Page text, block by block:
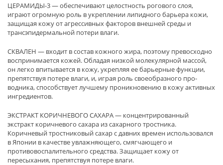
ЦЕРАМИДЫ-3 — обеспечивают целостность рогового слоя,
играют огромную роль в укреплении липидного барьера кожи,
защищая кожу от агрессивных факторов внешней среды и
трансэпидермальной потери влаги.
СКВАЛЕН — входит в состав кожного жира, поэтому превосходно
воспринимается кожей. Обладая низкой молекулярной массой,
он легко впитывается в кожу, укрепляя ее барьерные функции,
препятствуя потере влаги, и, играя роль своеобразного про-
водника, способствует лучшему проникновению в кожу активных
ингредиентов.
ЭКСТРАКТ КОРИЧНЕВОГО САХАРА — концентрированный
экстракт коричневого сахара из сахарного тростника.
Коричневый тростниковый сахар с давних времен использовался
в Японии в качестве увлажняющего, смягчающего и
противовоспалительного средства. Защищает кожу от
пересыхания, препятствуя потере влаги.